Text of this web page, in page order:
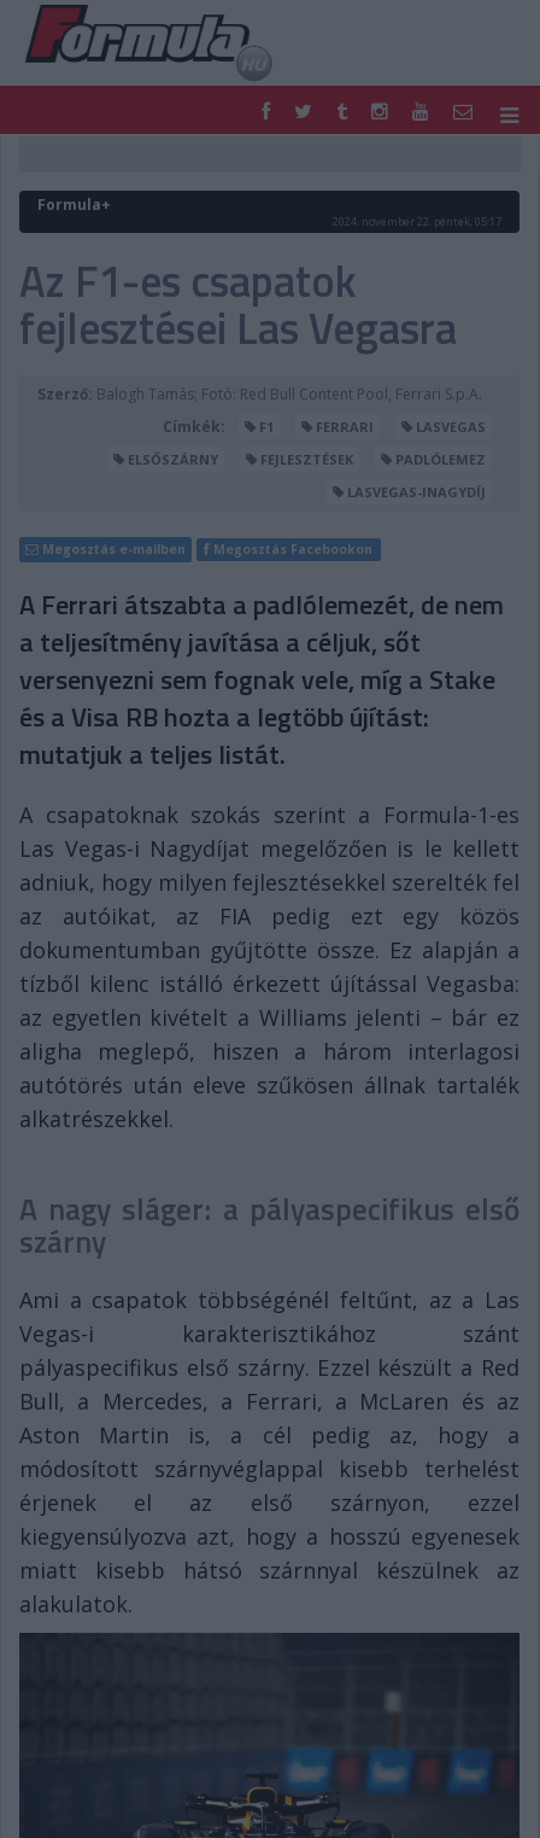
FORMULA
MOTOR
PODCAST
SHOP
LIVE
TIPPJÁTÉK
DIGITÁLIS MAGAZIN
PONTÁLLÁSOK
Formula+
2024. november 22. péntek, 05:17
Az F1-es csapatok
fejlesztései Las Vegasra
Szerző: Balogh Tamás; Fotó: Red Bull Content Pool, Ferrari S.p.A.
Címkék:
F1 FERRARI
LASVEGAS
ELSŐSZÁRNY
FEJLESZTÉSEK
PADLÓLEMEZ
LASVEGAS-INAGYDÍJ
Megosztás e-mailben Megosztás Facebookon
A Ferrari átszabta a padlólemezét, de nem
a teljesítmény javítása a céljuk, sőt
versenyezni sem fognak vele, míg a Stake
és a Visa RB hozta a legtöbb újítást:
mutatjuk a teljes listát.
A csapatoknak szokás szerint a Formula-1-es
Las Vegas-i Nagydíjat megelőzően is le kellett
adniuk, hogy milyen fejlesztésekkel szerelték fel
az autóikat, az FIA pedig ezt egy közös
dokumentumban gyűjtötte össze. Ez alapján a
tízből kilenc istálló érkezett újítással Vegasba:
az egyetlen kivételt a Williams jelenti – bár ez
aligha meglepő, hiszen a három interlagosi
autótörés után eleve szűkösen állnak tartalék
alkatrészekkel.
A nagy sláger: a pályaspecifikus első
szárny
Ami a csapatok többségénél feltűnt, az a Las
Vegas-i karakterisztikához szánt
pályaspecifikus első szárny. Ezzel készült a Red
Bull, a Mercedes, a Ferrari, a McLaren és az
Aston Martin is, a cél pedig az, hogy a
módosított szárnyvéglappal kisebb terhelést
érjenek el az első szárnyon, ezzel
kiegyensúlyozva azt, hogy a hosszú egyenesek
miatt kisebb hátsó szárnnyal készülnek az
alakulatok.